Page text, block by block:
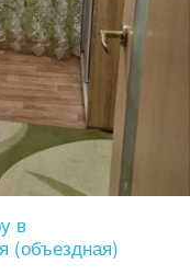
в
(объездная)